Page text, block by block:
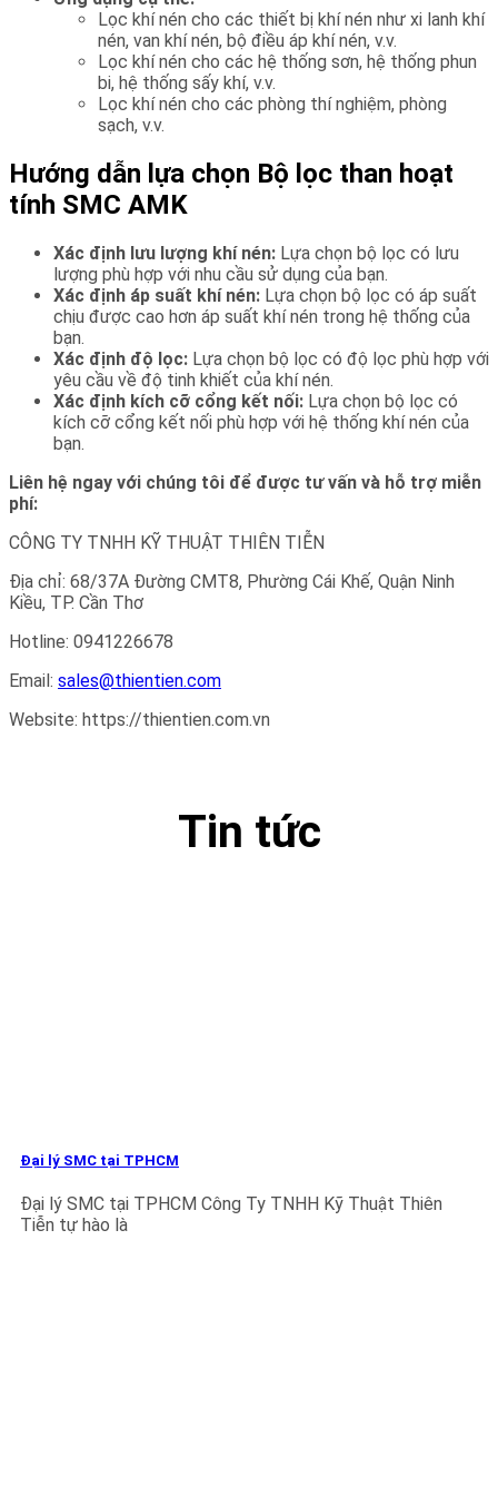
Lọc khí nén cho các thiết bị khí nén như xi lanh khí
nén, van khí nén, bộ điều áp khí nén, v.v.
Lọc khí nén cho các hệ thống sơn, hệ thống phun
bi, hệ thống sấy khí, v.v.
Lọc khí nén cho các phòng thí nghiệm, phòng
sạch, v.v.
Hướng dẫn lựa chọn Bộ lọc than hoạt
tính SMC AMK
Xác định lưu lượng khí nén: Lựa chọn bộ lọc có lưu
lượng phù hợp với nhu cầu sử dụng của bạn.
Xác định áp suất khí nén: Lựa chọn bộ lọc có áp suất
chịu được cao hơn áp suất khí nén trong hệ thống của
bạn.
Xác định độ lọc: Lựa chọn bộ lọc có độ lọc phù hợp với
yêu cầu về độ tinh khiết của khí nén.
Xác định kích cỡ cổng kết nối: Lựa chọn bộ lọc có
kích cỡ cổng kết nối phù hợp với hệ thống khí nén của
bạn.
Liên hệ ngay với chúng tôi để được tư vấn và hỗ trợ miễn
phí:
CÔNG TY TNHH KỸ THUẬT THIÊN TIỄN
Địa chỉ: 68/37A Đường CMT8, Phường Cái Khế, Quận Ninh
Kiều, TP. Cần Thơ
Hotline: 0941226678
Email: sales@thientien.com
Website: https://thientien.com.vn
Tin tức
Đại lý SMC tại TPHCM
Đại lý SMC tại TPHCM Công Ty TNHH Kỹ Thuật Thiên
Tiễn tự hào là